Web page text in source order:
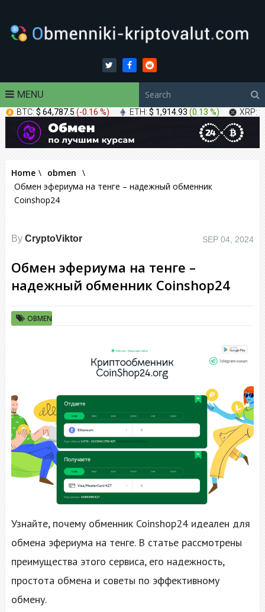
MENU
BTC: $ 64,787.5 (-0.16 %) ETH: $ 1,914.93 (0.13 %) XRP:
Home \ obmen \
Обмен эфериума на тенге – надежный обменник
Coinshop24
By CryptoViktor SEP 04, 2024
Обмен эфериума на тенге –
надежный обменник Coinshop24
OBMEN
Узнайте, почему обменник Coinshop24 идеален для
обмена эфериума на тенге. В статье рассмотрены
преимущества этого сервиса, его надежность,
простота обмена и советы по эффективному
обмену.